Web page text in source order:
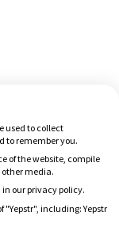
used to collect
to remember you.
of the website, compile
media.
our privacy policy.
"Yepstr", including: Yepstr